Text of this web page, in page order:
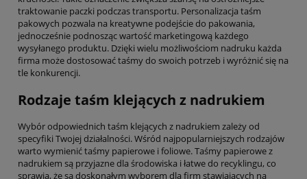
traktowanie paczki podczas transportu. Personalizacja taśm
pakowych pozwala na kreatywne podejście do pakowania,
jednocześnie podnosząc wartość marketingową każdego
wysyłanego produktu. Dzięki wielu możliwościom nadruku każda
firma może dostosować taśmy do swoich potrzeb i wyróżnić się na
tle konkurencji.
Rodzaje taśm klejących z nadrukiem
Wybór odpowiednich taśm klejących z nadrukiem zależy od
specyfiki Twojej działalności. Wśród najpopularniejszych rodzajów
warto wymienić taśmy papierowe i foliowe. Taśmy papierowe z
nadrukiem są przyjazne dla środowiska i łatwe do recyklingu, co
sprawia, że są doskonałym wyborem dla firm stawiających na